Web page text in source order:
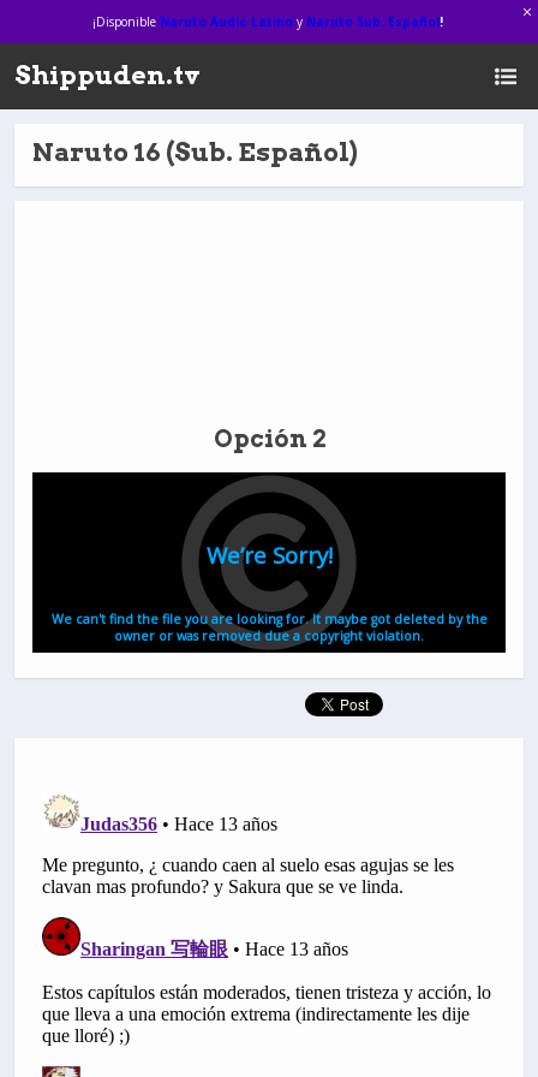
¡Disponible Naruto Audio Latinoy Naruto Sub. Español!
Shippuden.tv
Naruto 16 (Sub. Español)
Opción 2